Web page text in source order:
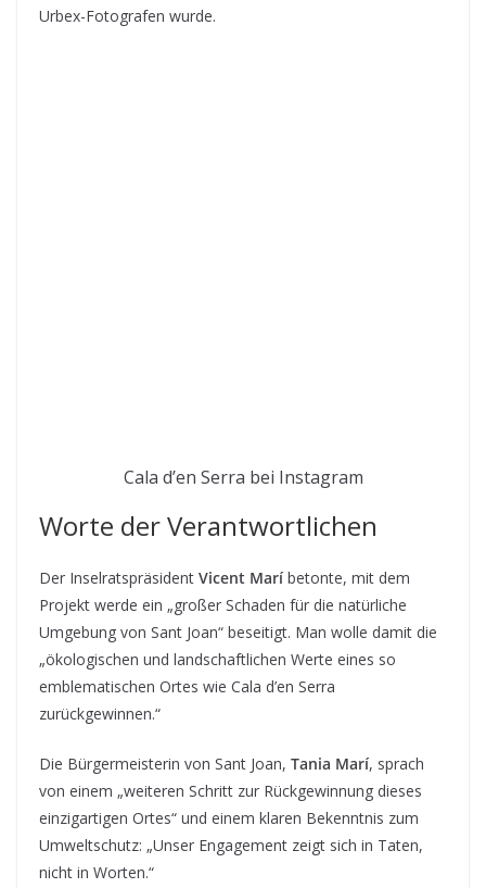
Urbex-Fotografen wurde.
Cala d’en Serra bei Instagram
Worte der Verantwortlichen
Der Inselratspräsident Vicent Maríbetonte, mit dem
Projekt werde ein „großer Schaden für die natürliche
Umgebung von Sant Joan“ beseitigt. Man wolle damit die
„ökologischen und landschaftlichen Werte eines so
emblematischen Ortes wie Cala d’en Serra
zurückgewinnen.“
Die Bürgermeisterin von Sant Joan, Tania Marí, sprach
von einem „weiteren Schritt zur Rückgewinnung dieses
einzigartigen Ortes“ und einem klaren Bekenntnis zum
Umweltschutz: „Unser Engagement zeigt sich in Taten,
nicht in Worten.“